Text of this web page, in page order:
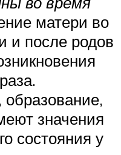
матери во
и после родов
значения
состояния у